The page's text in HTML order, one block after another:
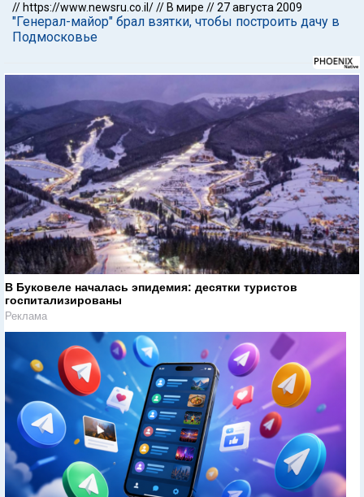
// https://www.newsru.co.il/// В мире //27 августа 2009
"Генерал-майор" брал взятки, чтобы построить дачу в
Подмосковье
В Буковеле началась эпидемия: десятки туристов
госпитализированы
Реклама